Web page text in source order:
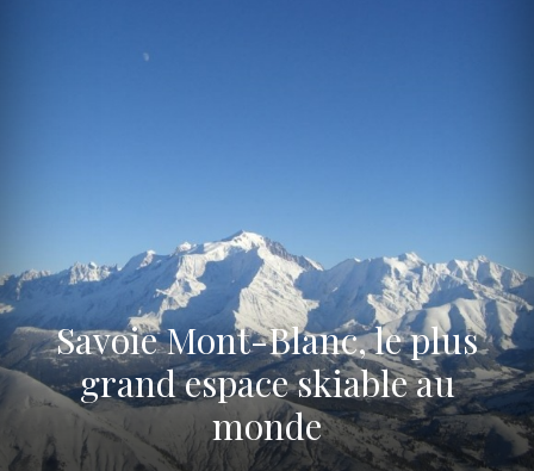
Savoie Mont-Blanc, le plus
grand espace skiable au
monde